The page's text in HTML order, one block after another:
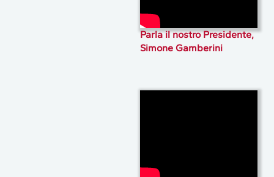
Parla il nostro Presidente,
Simone Gamberini